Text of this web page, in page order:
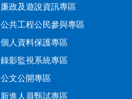
廉政及遊說資訊專區
公共工程公民參與專區
個人資料保護專區
錄影監視系統專區
公文公開專區
新進人員甄試專區